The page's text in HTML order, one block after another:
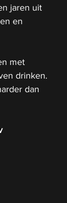
jaren uit
en
met
drinken.
dan